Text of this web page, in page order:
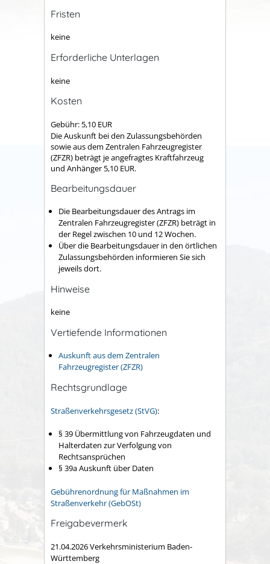
Fristen
keine
Erforderliche Unterlagen
keine
Kosten
Gebühr: 5,10 EUR
Die Auskunft bei den Zulassungsbehörden
sowie aus dem Zentralen Fahrzeugregister
(ZFZR) beträgt je angefragtes Kraftfahrzeug
und Anhänger 5,10 EUR.
Bearbeitungsdauer
Die Bearbeitungsdauer des Antrags im
Zentralen Fahrzeugregister (ZFZR) beträgt in
der Regel zwischen 10 und 12 Wochen.
Über die Bearbeitungsdauer in den örtlichen
Zulassungsbehörden informieren Sie sich
jeweils dort.
Hinweise
keine
Vertiefende Informationen
Auskunft aus dem Zentralen
Fahrzeugregister (ZFZR)
Rechtsgrundlage
Straßenverkehrsgesetz (StVG):
§ 39 Übermittlung von Fahrzeugdaten und
Halterdaten zur Verfolgung von
Rechtsansprüchen
§ 39a Auskunft über Daten
Gebührenordnung für Maßnahmen im
Straßenverkehr (GebOSt)
Freigabevermerk
21.04.2026 Verkehrsministerium Baden-
Württemberg